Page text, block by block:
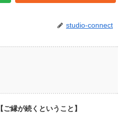
studio-connect
【ご縁が続くということ】